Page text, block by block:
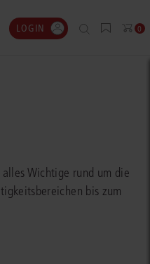
LOGIN 0
Wichtige rund um die
bis zum